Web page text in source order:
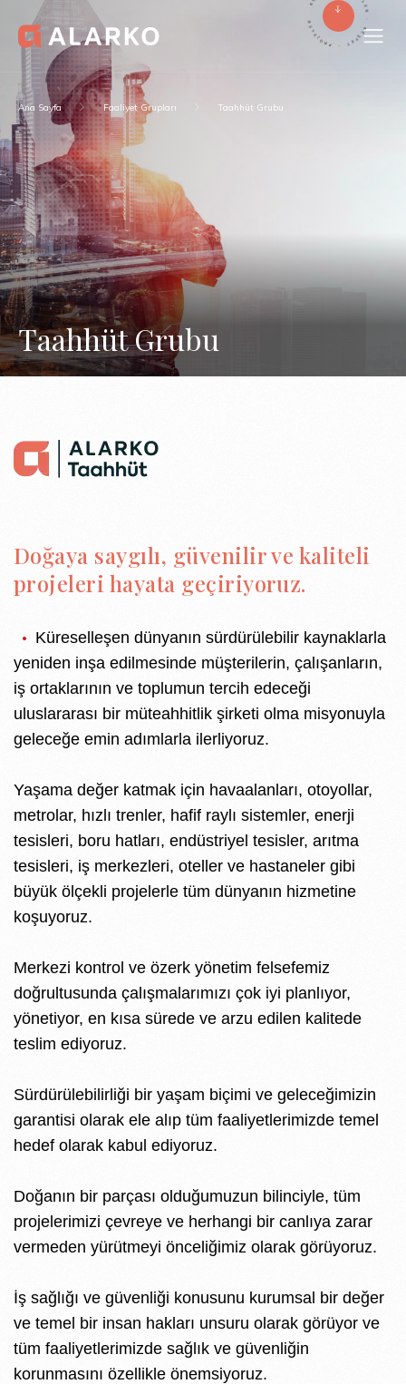
Ana Sayfa Faaliyet Grupları Taahhüt Grubu
Taahhüt Grubu
Doğaya saygılı, güvenilir ve kaliteli
projeleri hayata geçiriyoruz.
Küreselleşen dünyanın sürdürülebilir kaynaklarla
yeniden inşa edilmesinde müşterilerin, çalışanların,
iş ortaklarının ve toplumun tercih edeceği
uluslararası bir müteahhitlik şirketi olma misyonuyla
geleceğe emin adımlarla ilerliyoruz.
Yaşama değer katmak için havaalanları, otoyollar,
metrolar, hızlı trenler, hafif raylı sistemler, enerji
tesisleri, boru hatları, endüstriyel tesisler, arıtma
tesisleri, iş merkezleri, oteller ve hastaneler gibi
büyük ölçekli projelerle tüm dünyanın hizmetine
koşuyoruz.
Merkezi kontrol ve özerk yönetim felsefemiz
doğrultusunda çalışmalarımızı çok iyi planlıyor,
yönetiyor, en kısa sürede ve arzu edilen kalitede
teslim ediyoruz.
Sürdürülebilirliği bir yaşam biçimi ve geleceğimizin
garantisi olarak ele alıp tüm faaliyetlerimizde temel
hedef olarak kabul ediyoruz.
Doğanın bir parçası olduğumuzun bilinciyle, tüm
projelerimizi çevreye ve herhangi bir canlıya zarar
vermeden yürütmeyi önceliğimiz olarak görüyoruz.
İş sağlığı ve güvenliği konusunu kurumsal bir değer
ve temel bir insan hakları unsuru olarak görüyor ve
tüm faaliyetlerimizde sağlık ve güvenliğin
korunmasını özellikle önemsiyoruz.
-
P
E
L
E
R
-
K
Ş
F
E
T
-
E